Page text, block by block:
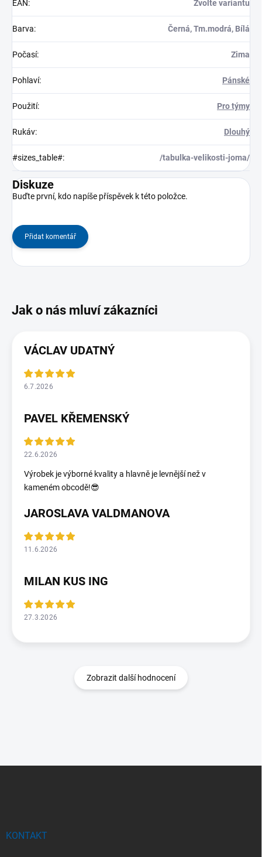
EAN: Zvolte variantu
Barva: Černá, Tm.modrá, Bílá
Počasí: Zima
Pohlaví: Pánské
Použití: Pro týmy
Rukáv: Dlouhý
#sizes_table#: /tabulka-velikosti-joma/
Diskuze
Buďte první, kdo napíše příspěvek k této položce.
Přidat komentář
VÁCLAV UDATNÝ
6.7.2026
PAVEL KŘEMENSKÝ
22.6.2026
Výrobek je výborné kvality a hlavně je levnější než v
kameném obcodě!😎
JAROSLAVA VALDMANOVA
11.6.2026
MILAN KUS ING
27.3.2026
Zobrazit další hodnocení
KONTAKT